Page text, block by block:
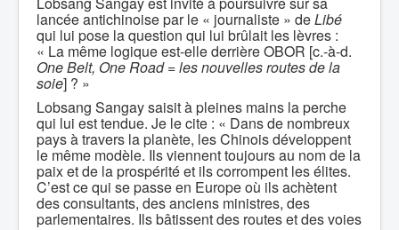
lancée antichinoise par le « journaliste » deLibé
qui lui pose la question qui lui brûlait les lèvres :
« La même logique est-elle derrière OBOR [c.-à-d.
One Belt, One Road = les nouvelles routes de la
soie] ? »
Lobsang Sangay saisit à pleines mains la perche
qui lui est tendue. Je le cite : « Dans de nombreux
pays à travers la planète, les Chinois développent
le même modèle. Ils viennent toujours au nom de la
paix et de la prospérité et ils corrompent les élites.
C’est ce qui se passe en Europe où ils achètent
des consultants, des anciens ministres, des
parlementaires. Ils bâtissent des routes et des voies